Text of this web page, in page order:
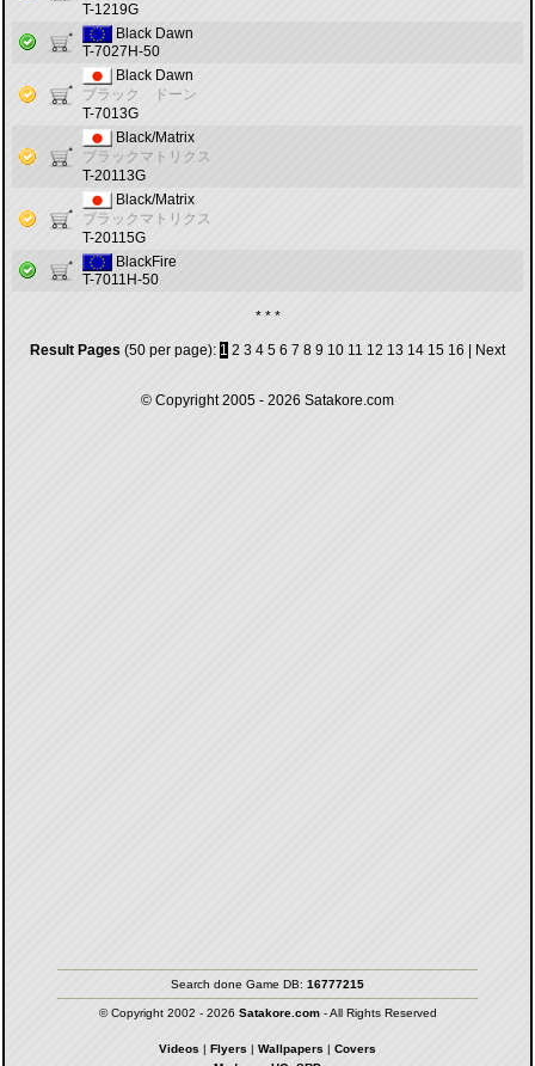
T-1219G
Black Dawn
T-7027H-50
Black Dawn
ブラック ドーン
T-7013G
Black/Matrix
ブラックマトリクス
T-20113G
Black/Matrix
ブラックマトリクス
T-20115G
BlackFire
T-7011H-50
* * *
Result Pages (50 per page): 1 2 3 4 5 6 7 8 9 10 11 12 13 14 15 16 Next
© Copyright 2005 - 2026 Satakore.com
Search done Game DB: 16777215
© Copyright 2002 - 2026 Satakore.com- All Rights Reserved
Videos | Flyers | Wallpapers | Covers